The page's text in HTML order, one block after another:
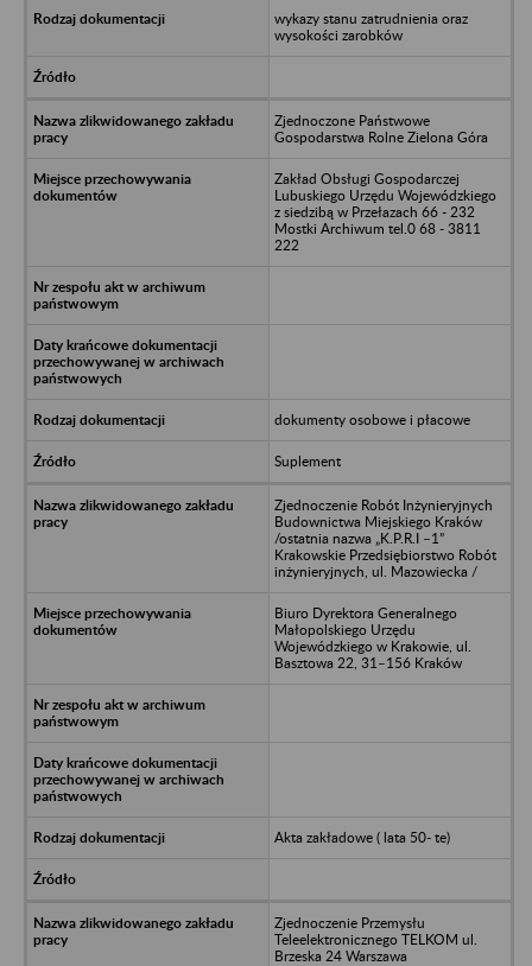
wykazy stanu zatrudnienia oraz
wysokości zarobków
Zjednoczone Państwowe
Gospodarstwa Rolne Zielona Góra
Zakład Obsługi Gospodarczej
Lubuskiego Urzędu Wojewódzkiego
z siedzibą w Przełazach 66 - 232
Mostki Archiwum tel.0 68 - 3811
222
dokumenty osobowe i płacowe
Suplement
Zjednoczenie Robót Inżynieryjnych
Budownictwa Miejskiego Kraków
/ostatnia nazwa „K.P.R.I –1”
Krakowskie Przedsiębiorstwo Robót
inżynieryjnych, ul. Mazowiecka /
Biuro Dyrektora Generalnego
Małopolskiego Urzędu
Wojewódzkiego w Krakowie, ul.
Basztowa 22, 31–156 Kraków
Akta zakładowe ( lata 50- te)
Zjednoczenie Przemysłu
Teleelektronicznego TELKOM ul.
Brzeska 24 Warszawa